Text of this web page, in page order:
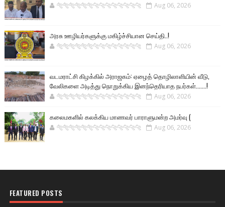
🐅🐅🐅🐅🐅🐅🐆🐆🐆🐆🐆🐆🐆🐆 Aug 06, 2026
அரசு ஊழியர்களுக்கு மகிழ்ச்சியான செய்தி..!
🐅🐅🐅🐅🐅🐅🐆🐆🐆🐆🐆🐆🐆🐆 Aug 06, 2026
வடமராட்சி கிழக்கில் அராஜகம்: ஏழைத் தொழிலாளியின் வீடு,
வேலிகளை அடித்து நொறுக்கிய இனந்தெரியாத நபர்கள்.......!
🐅🐅🐅🐅🐅🐅🐆🐆🐆🐆🐆🐆🐆🐆 Aug 06, 2026
கலைமகளில் கலக்கிய மாணவர் பாராளுமன்ற அமர்வு (
🐅🐅🐅🐅🐅🐅🐆🐆🐆🐆🐆🐆🐆🐆 Aug 06, 2026
FEATURED POSTS